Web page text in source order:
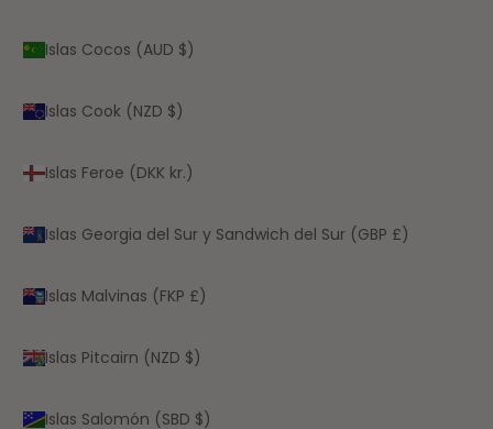
Islas Cocos (AUD $)
Islas Cook (NZD $)
Islas Feroe (DKK kr.)
Islas Georgia del Sur y Sandwich del Sur (GBP £)
Islas Malvinas (FKP £)
Islas Pitcairn (NZD $)
Islas Salomón (SBD $)